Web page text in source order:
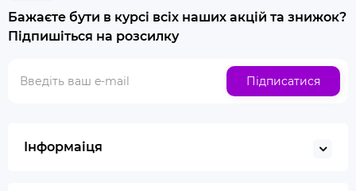
Бажаєте бути в курсі всіх наших акцій та знижок?
Підпишіться на розсилку
Підписатися
Інформаіця